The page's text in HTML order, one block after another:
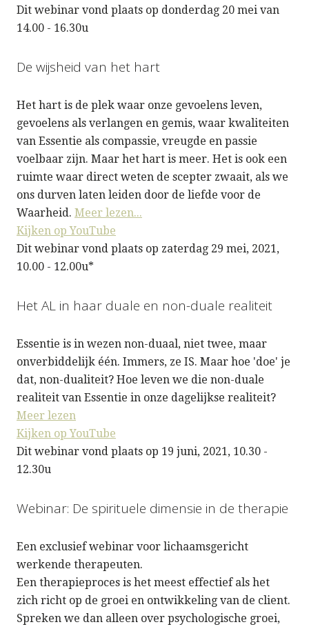
Dit webinar vond plaats op donderdag 20 mei van
14.00 - 16.30u
De wijsheid van het hart
Het hart is de plek waar onze gevoelens leven,
gevoelens als verlangen en gemis, waar kwaliteiten
van Essentie als compassie, vreugde en passie
voelbaar zijn. Maar het hart is meer. Het is ook een
ruimte waar direct weten de scepter zwaait, als we
ons durven laten leiden door de liefde voor de
Waarheid. Meer lezen...
Kijken op YouTube
Dit webinar vond plaats op zaterdag 29 mei, 2021,
10.00 - 12.00u*
Het AL in haar duale en non-duale realiteit
Essentie is in wezen non-duaal, niet twee, maar
onverbiddelijk één. Immers, ze IS. Maar hoe 'doe' je
dat, non-dualiteit? Hoe leven we die non-duale
realiteit van Essentie in onze dagelijkse realiteit?
Meer lezen
Kijken op YouTube
Dit webinar vond plaats op 19 juni, 2021, 10.30 -
12.30u
Webinar: De spirituele dimensie in de therapie
Een exclusief webinar voor lichaamsgericht
werkende therapeuten.
Een therapieproces is het meest effectief als het
zich richt op de groei en ontwikkeling van de client.
Spreken we dan alleen over psychologische groei,